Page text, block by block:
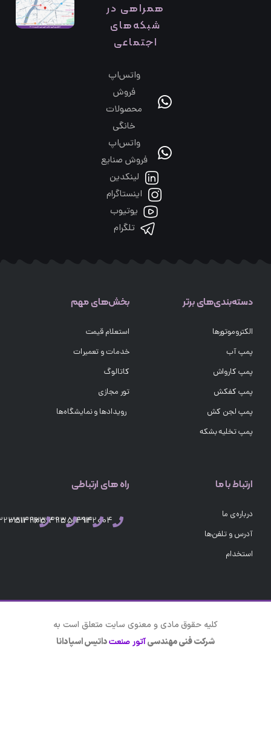
همراهی در
شبکه‌های
اجتماعی
واتس‌اپ
فروش
محصولات
خانگی
واتس‌اپ
فروش صنایع
لینکدین
اینستاگرام
یوتیوب
تلگرام
دسته‌بندی‌های برتر
الکتروموتورها
پمپ آب
پمپ کارواش
پمپ کفکش
پمپ لجن کش
پمپ تخلیه بشکه
بخش‌های مهم
استعلام قیمت
خدمات و تعمیرات
کاتالوگ
تور مجازی
رویدادها و نمایشگاه‌ها
ارتباط با ما
درباره‌ی ما
آدرس و تلفن‌ها
استخدام
راه های ارتباطی
03132004
03132351494
03132351495
03132351496
کلیه حقوق مادی و معنوی سایت متعلق است به
شرکت فنی مهندسیآتور صنعتداتیس اسپادانا